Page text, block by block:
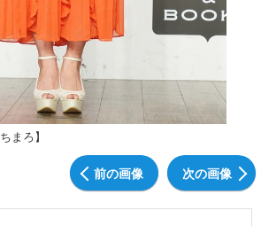
まろ】
前の画像 次の画像